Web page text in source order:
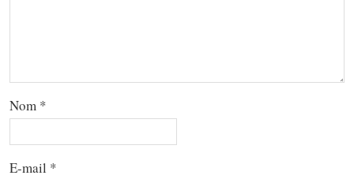
Nom *
E-mail *